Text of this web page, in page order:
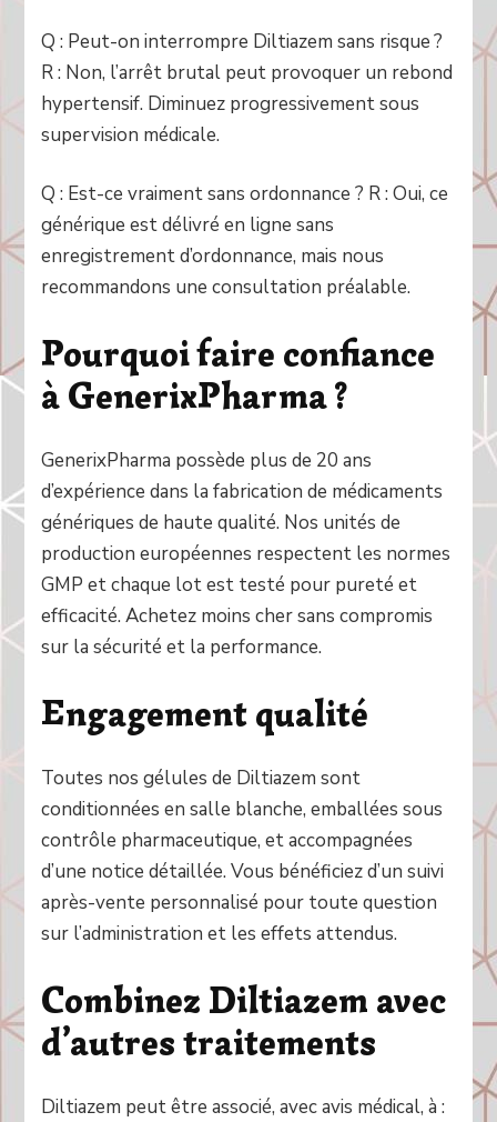
Q : Peut-on interrompre Diltiazem sans risque ?
R : Non, l’arrêt brutal peut provoquer un rebond
hypertensif. Diminuez progressivement sous
supervision médicale.
Q : Est-ce vraiment sans ordonnance ? R : Oui, ce
générique est délivré en ligne sans
enregistrement d’ordonnance, mais nous
recommandons une consultation préalable.
Pourquoi faire confiance
à GenerixPharma ?
GenerixPharma possède plus de 20 ans
d’expérience dans la fabrication de médicaments
génériques de haute qualité. Nos unités de
production européennes respectent les normes
GMP et chaque lot est testé pour pureté et
efficacité. Achetez moins cher sans compromis
sur la sécurité et la performance.
Engagement qualité
Toutes nos gélules de Diltiazem sont
conditionnées en salle blanche, emballées sous
contrôle pharmaceutique, et accompagnées
d’une notice détaillée. Vous bénéficiez d’un suivi
après-vente personnalisé pour toute question
sur l’administration et les effets attendus.
Combinez Diltiazem avec
d’autres traitements
Diltiazem peut être associé, avec avis médical, à :